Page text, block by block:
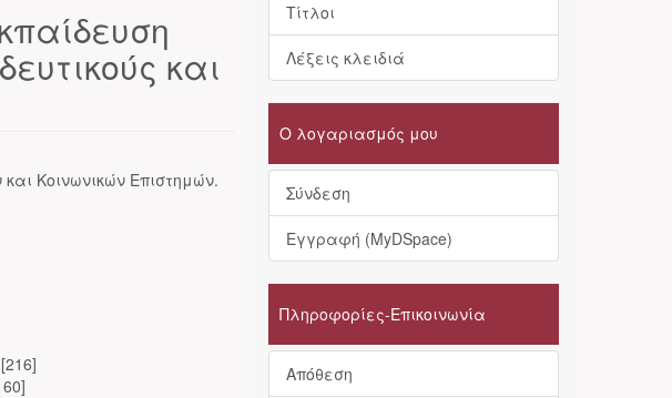
και
Κοινωνικών Επιστημών.
[216]
Τίτλοι
Λέξεις κλειδιά
Ο λογαριασμός μου
Σύνδεση
Εγγραφή (MyDSpace)
Πληροφορίες-Επικοινωνία
Απόθεση